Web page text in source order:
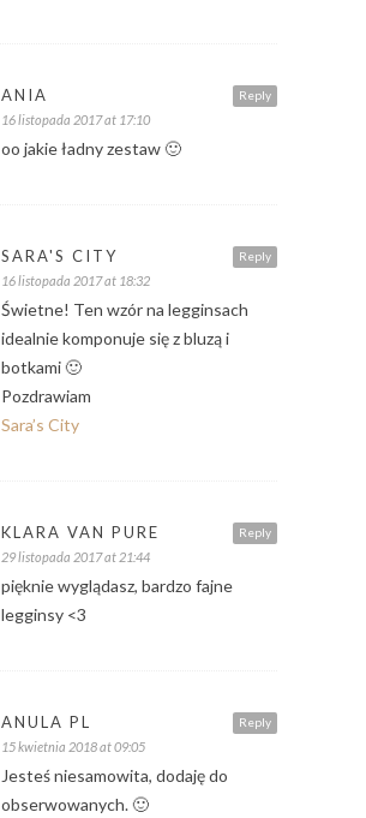
Reply
ANIA
16 listopada 2017 at 17:10
oo jakie ładny zestaw 🙂
Reply
SARA'S CITY
16 listopada 2017 at 18:32
Świetne! Ten wzór na legginsach
idealnie komponuje się z bluzą i
botkami 🙂
Pozdrawiam
Sara’s City
Reply
KLARA VAN PURE
29 listopada 2017 at 21:44
pięknie wyglądasz, bardzo fajne
legginsy <3
Reply
ANULA PL
15 kwietnia 2018 at 09:05
Jesteś niesamowita, dodaję do
obserwowanych. 🙂